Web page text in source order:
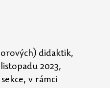
didaktik,
2023,
v rámci